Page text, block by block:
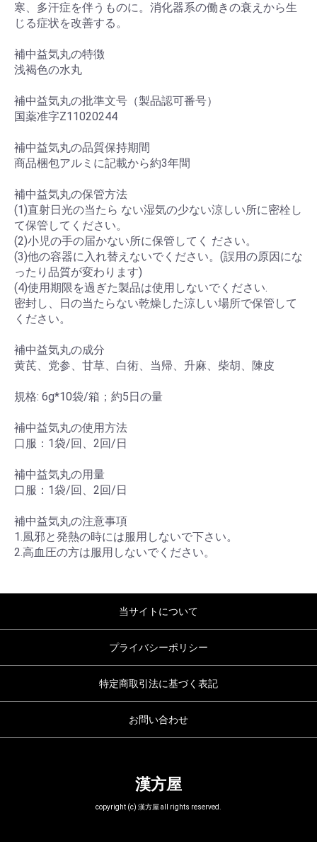
寒、多汗症を伴うものに。消化器系の働きの衰えから生
じる症状を改善する。
補中益気丸の特徴
浅褐色の水丸
補中益気丸の批準文号（製品認可番号）
国薬准字Z11020244
補中益気丸の品質保持期間
商品梱包アルミに記載から約3年間
補中益気丸の保管方法
(1)直射日光の当たら ない湿気の少ない涼しい所に密栓し
て保管してください。
(2)小児の手の届かない所に保管してく ださい。
(3)他の容器に入れ替えないでください。(誤用の原因にな
ったり品質が変わります)
(4)使用期限を過ぎた製品は使用しないでください.
密封し、日の当たらない乾燥した涼しい場所で保管して
ください。
補中益気丸の成分
黄芪、党参、甘草、白術、当帰、升麻、柴胡、陳皮
規格: 6g*10袋/箱；約5日の量
補中益気丸の使用方法
口服：1袋/回、2回/日
補中益気丸の用量
口服：1袋/回、2回/日
補中益気丸の注意事項
1.風邪と発熱の時には服用しないで下さい。
2.高血圧の方は服用しないでください。
当サイトについて
プライバシーポリシー
特定商取引法に基づく表記
お問い合わせ
漢方屋
copyright (c) 漢方屋 all rights reserved.